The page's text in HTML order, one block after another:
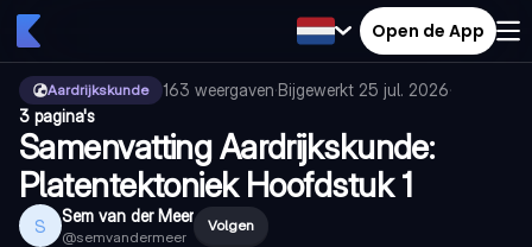
Open de App
Aardrijkskunde 163 weergaven·Bijgewerkt 25 jul. 2026·
3 pagina's
Samenvatting Aardrijkskunde:
Platentektoniek Hoofdstuk 1
S Sem van der Meer
@semvandermeer
Volgen